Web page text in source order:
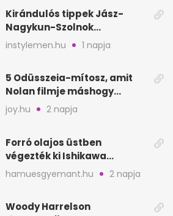
Kirándulós tippek Jász-
Nagykun-Szolnok
megyében: 6 kihagyhatatlan
hely
instylemen.hu 1 napja
5 Odüsszeia-mítosz, amit
Nolan filmje máshogy
mutat, mint Homérosz
joy.hu 2 napja
Forró olajos üstben
végezték ki Ishikawa
Goemont, Japán Robin
Hoodját
hamuesgyemant.hu 2 napja
Woody Harrelson